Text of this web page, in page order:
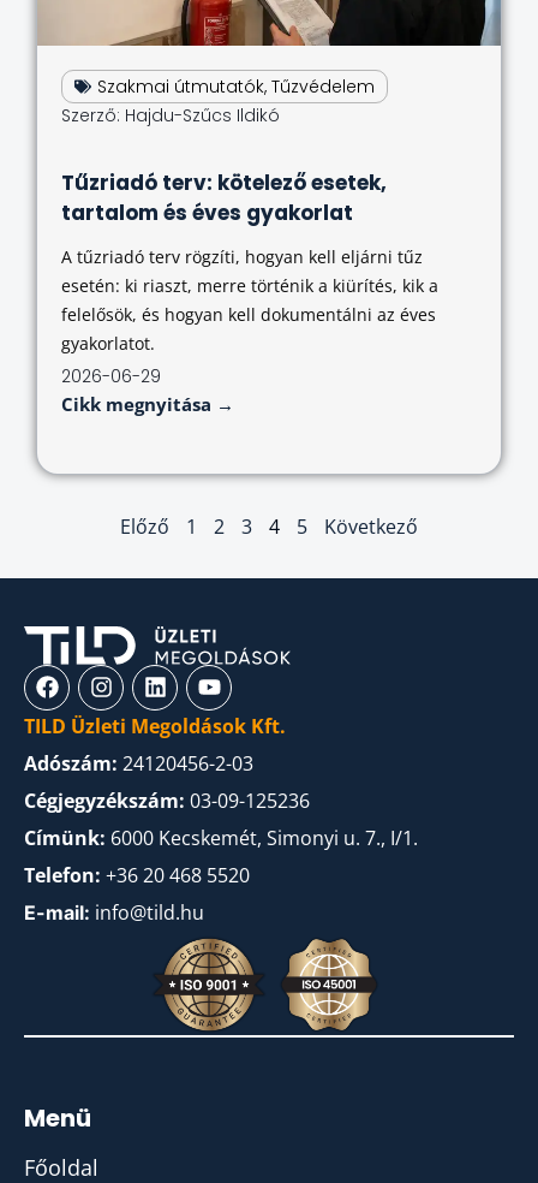
Szakmai útmutatók, Tűzvédelem
Szerző: Hajdu-Szűcs Ildikó
Tűzriadó terv: kötelező esetek,
tartalom és éves gyakorlat
A tűzriadó terv rögzíti, hogyan kell eljárni tűz
esetén: ki riaszt, merre történik a kiürítés, kik a
felelősök, és hogyan kell dokumentálni az éves
gyakorlatot.
2026-06-29
Cikk megnyitása →
Előző 1 2 3 4 5 Következő
TILD Üzleti Megoldások Kft.
Adószám: 24120456-2-03
Cégjegyzékszám: 03-09-125236
Címünk: 6000 Kecskemét, Simonyi u. 7., I/1.
Telefon: +36 20 468 5520
E-mail: info@tild.hu
Menü
Főoldal